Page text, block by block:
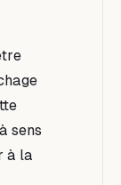
sens
à la